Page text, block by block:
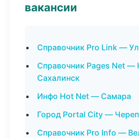
вакансии
Справочник Pro Link —
Справочник Pages Net
Сахалинск
Инфо Hot Net — Самара
Город Portal City —
Справочник Pro Info —